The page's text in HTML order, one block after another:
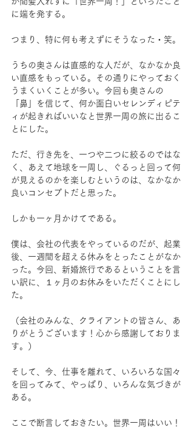
に端を発する。
つまり、特に何も考えずにそうなった・笑。
うちの奥さんは直感的な人だが、なかなか良
い直感をもっている。その通りにやっておく
うまくいくことが多い。今回も奥さんの
「鼻」を信じて、何か面白いセレンディピテ
ィが起きればいいなと世界一周の旅に出るこ
とにした。
ただ、行き先を、一つや二つに絞るのではな
く、あえて地球を一周し、ぐるっと回って何
が見えるのかを楽しむというのは、なかなか
良いコンセプトだと思った。
しかも一ヶ月かけてである。
僕は、会社の代表をやっているのだが、起業
後、一週間を超える休みをとったことがなか
った。今回、新婚旅行であるということを言
い訳に、１ヶ月のお休みをいただくことにし
た。
（会社のみんな、クライアントの皆さん、あ
りがとうございます！心から感謝しておりま
す。）
そして、今、仕事を離れて、いろいろな国々
を回ってみて、やっぱり、いろんな気づきが
ある。
ここで断言しておきたい。世界一周はいい！